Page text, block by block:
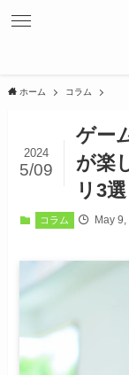
ホーム コラム
ゲー
が楽
リ3選
2024
5/09
コラム May